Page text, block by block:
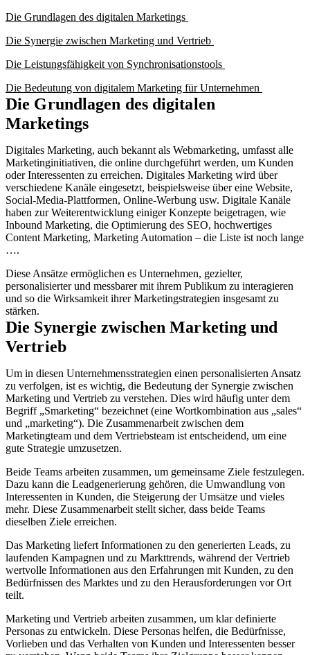
Die Grundlagen des digitalen Marketings
Die Synergie zwischen Marketing und Vertrieb
Die Leistungsfähigkeit von Synchronisationstools
Die Bedeutung von digitalem Marketing für Unternehmen
Die Grundlagen des digitalen
Marketings
Digitales Marketing, auch bekannt als Webmarketing, umfasst alle
Marketinginitiativen, die online durchgeführt werden, um Kunden
oder Interessenten zu erreichen. Digitales Marketing wird über
verschiedene Kanäle eingesetzt, beispielsweise über eine Website,
Social-Media-Plattformen, Online-Werbung usw. Digitale Kanäle
haben zur Weiterentwicklung einiger Konzepte beigetragen, wie
Inbound Marketing, die Optimierung des SEO, hochwertiges
Content Marketing, Marketing Automation – die Liste ist noch lange
….
Diese Ansätze ermöglichen es Unternehmen, gezielter,
personalisierter und messbarer mit ihrem Publikum zu interagieren
und so die Wirksamkeit ihrer Marketingstrategien insgesamt zu
stärken.
Die Synergie zwischen Marketing und
Vertrieb
Um in diesen Unternehmensstrategien einen personalisierten Ansatz
zu verfolgen, ist es wichtig, die Bedeutung der Synergie zwischen
Marketing und Vertrieb zu verstehen. Dies wird häufig unter dem
Begriff „Smarketing“ bezeichnet (eine Wortkombination aus „sales“
und „marketing“). Die Zusammenarbeit zwischen dem
Marketingteam und dem Vertriebsteam ist entscheidend, um eine
gute Strategie umzusetzen.
Beide Teams arbeiten zusammen, um gemeinsame Ziele festzulegen.
Dazu kann die Leadgenerierung gehören, die Umwandlung von
Interessenten in Kunden, die Steigerung der Umsätze und vieles
mehr. Diese Zusammenarbeit stellt sicher, dass beide Teams
dieselben Ziele erreichen.
Das Marketing liefert Informationen zu den generierten Leads, zu
laufenden Kampagnen und zu Markttrends, während der Vertrieb
wertvolle Informationen aus den Erfahrungen mit Kunden, zu den
Bedürfnissen des Marktes und zu den Herausforderungen vor Ort
teilt.
Marketing und Vertrieb arbeiten zusammen, um klar definierte
Personas zu entwickeln. Diese Personas helfen, die Bedürfnisse,
Vorlieben und das Verhalten von Kunden und Interessenten besser